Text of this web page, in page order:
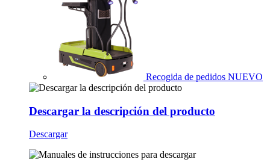
Recogida de pedidos NUEVO
Descargar la descripción del producto
Descargar